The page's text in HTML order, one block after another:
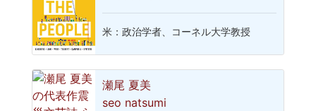
米：政治学者、コーネル大学教授
瀬尾 夏美
seo natsumi